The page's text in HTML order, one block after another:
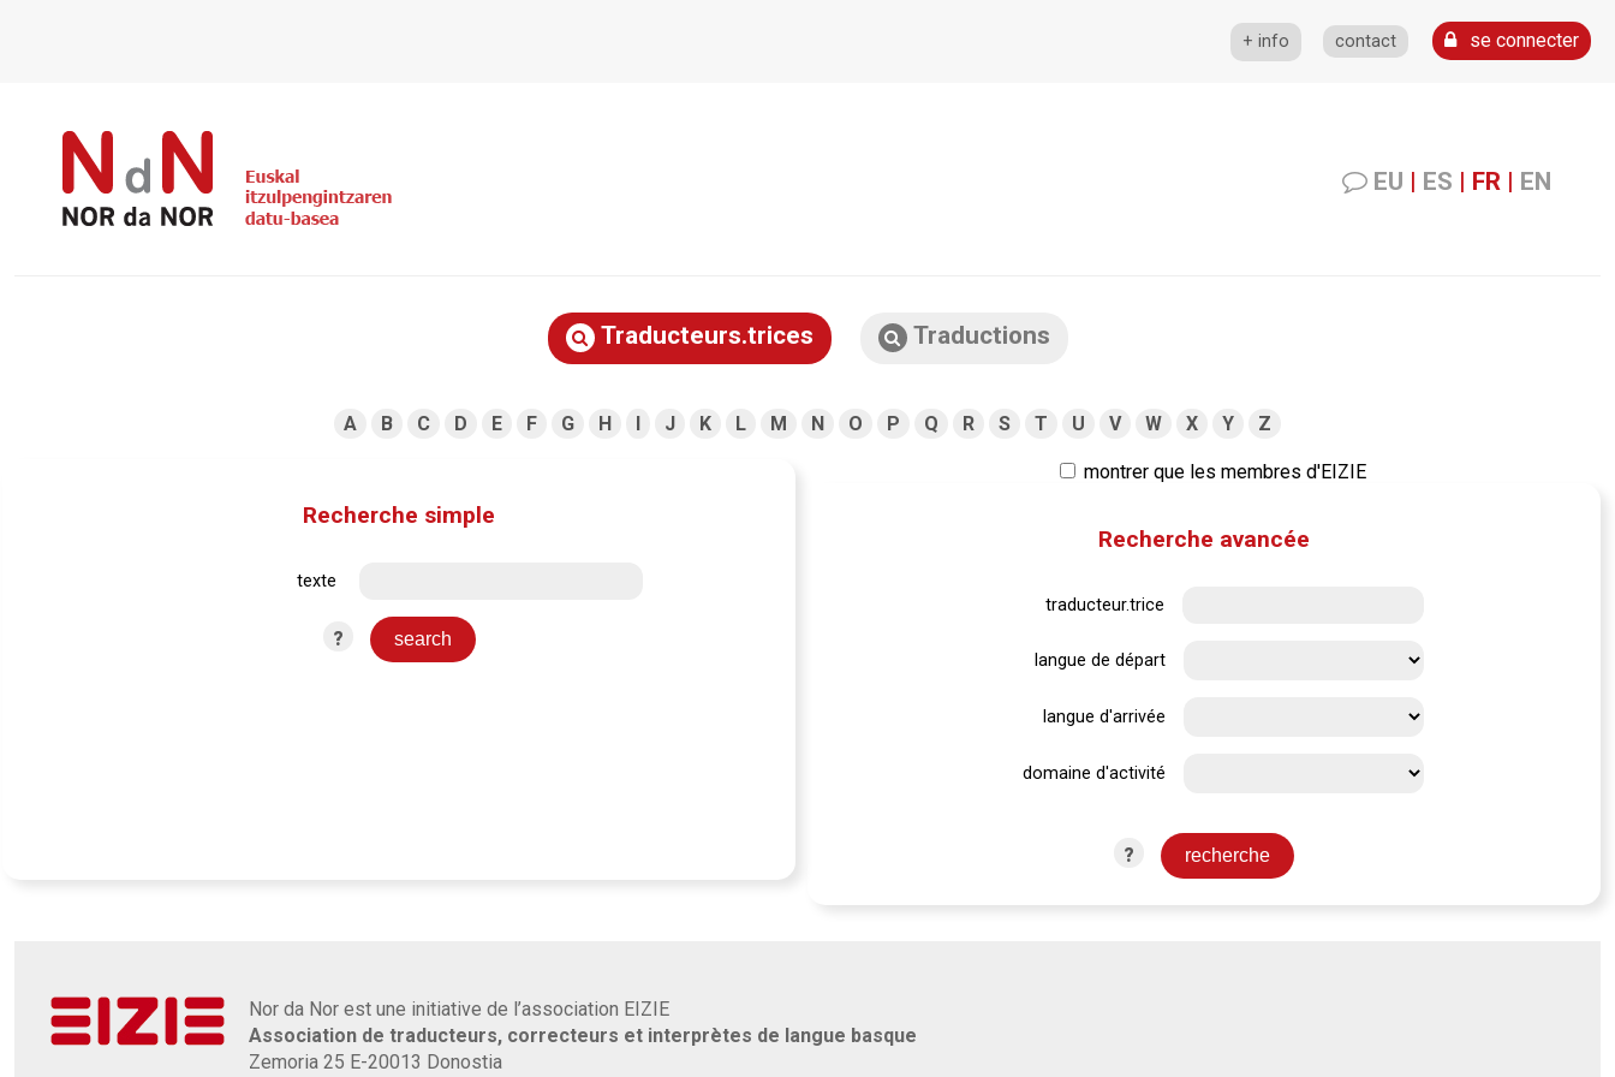
+ info contact se connecter
EU | ES | FR| EN
Traducteurs.trices Traductions
A B C D E F G H I J K L M N O P Q R S T U V W X Y Z
montrer que les membres d'EIZIE
Recherche simple
texte
?
Recherche avancée
traducteur.trice
langue de départ
langue d'arrivée
domaine d'activité
?
Nor da Nor est une initiative de l’association EIZIE
Association de traducteurs, correcteurs et interprètes de langue basque
Zemoria 25 E-20013 Donostia